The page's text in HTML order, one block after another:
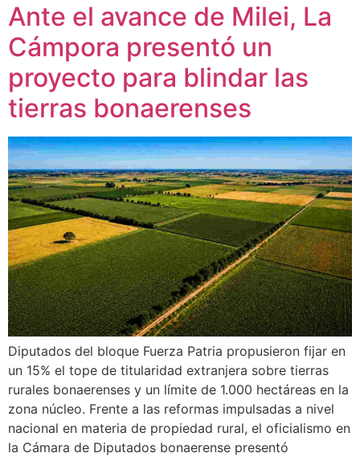
Ante el avance de Milei, La
Cámpora presentó un
proyecto para blindar las
tierras bonaerenses
Diputados del bloque Fuerza Patria propusieron fijar en
un 15% el tope de titularidad extranjera sobre tierras
rurales bonaerenses y un límite de 1.000 hectáreas en la
zona núcleo. Frente a las reformas impulsadas a nivel
nacional en materia de propiedad rural, el oficialismo en
la Cámara de Diputados bonaerense presentó